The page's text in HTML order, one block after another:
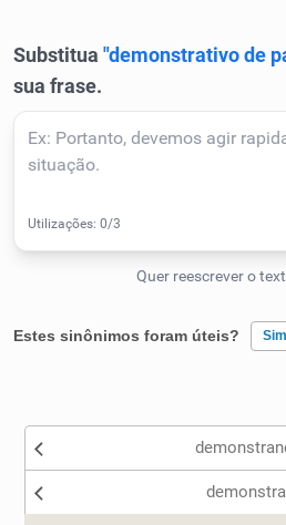
Corrigir Texto
Detector de IA
Humanizador de IA
Caça-palavras
Estes sinônimos foram úteis? Sim
Nenhum dos sinônimos